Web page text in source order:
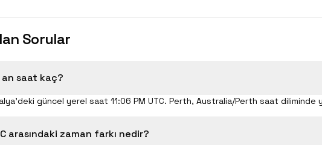
Sorular
saat kaç?
güncel yerel saat 11:06 PM UTC. Perth, Australia/Perth saat diliminde
arasındaki zaman farkı nedir?